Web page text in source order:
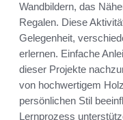
Wandbildern, das
Regalen. Diese
Gelegenheit,
erlernen. Einfache
dieser Projekte
von hochwertigem
persönlichen Stil
Lernprozess